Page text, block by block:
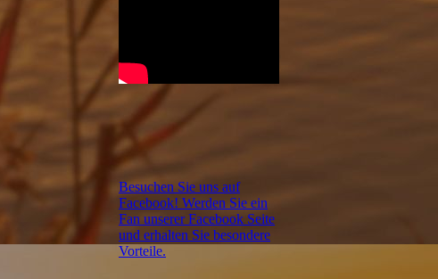
Besuchen Sie uns auf
Facebook! Werden Sie ein
Fan unserer Facebook Seite
und erhalten Sie besondere
Vorteile.